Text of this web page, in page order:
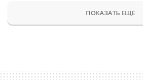
ПОКАЗАТЬ ЕЩЕ